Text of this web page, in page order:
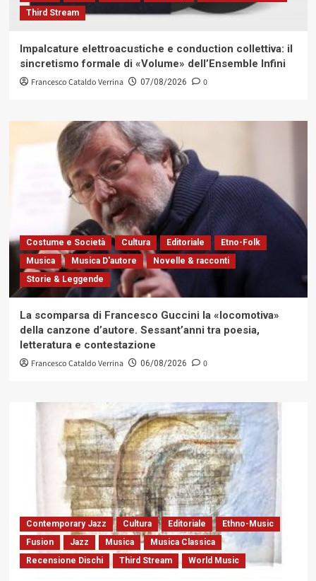
Third Stream
Impalcature elettroacustiche e conduction collettiva: il
sincretismo formale di «Volume» dell’Ensemble Infini
Francesco Cataldo Verrina 07/08/2026 0
Costume e Società Cultura Editoriale
Etno-Folk
Musica
Musica D'autore
Novelle & racconti
Storie & Leggende
La scomparsa di Francesco Guccini la «locomotiva»
della canzone d’autore. Sessant’anni tra poesia,
letteratura e contestazione
Francesco Cataldo Verrina 06/08/2026 0
Contemporary Jazz Cultura Editoriale
Ethno-Music
Fusion
Jazz Musica
Musica Classica
Recensione Dischi
Third Stream World Music